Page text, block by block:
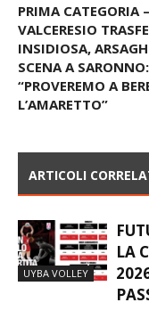
PRIMA CATEGORIA –
VALCERESIO
INSIDIOSA,
SCENA A SARONNO:
“PROVEREMO A
L’AMARETTO”
ARTICOLI
UYBA VOLLEY
LA